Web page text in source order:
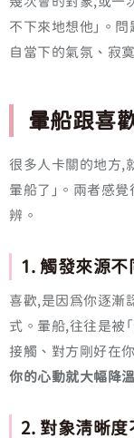
不下來地想他」。
自當下的氣氛、寂
暈船跟喜
很多人卡關的地方,
暈船了」。兩者感
辨。
1. 觸發來源不
喜歡,是因為你逐漸
式。暈船,往往是被
接觸、對方剛好在
你的心動就大幅降
2. 對象清晰度